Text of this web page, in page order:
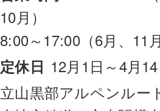
10月）
8:00～17:00（6月、11
定休日 12月1日～4月
立山黒部アルペンルー